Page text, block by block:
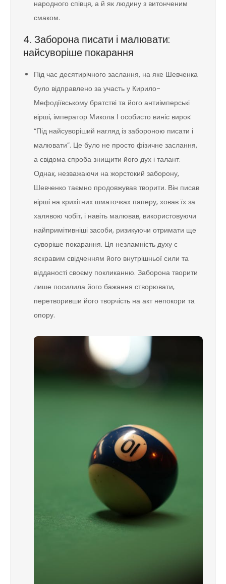
народного співця, а й як людину з витонченим
смаком.
4. Заборона писати і малювати:
найсуворіше покарання
Під час десятирічного заслання, на яке Шевченка
було відправлено за участь у Кирило-
Мефодіївському братстві та його антиімперські
вірші, імператор Микола І особисто виніс вирок:
“Під найсуворіший нагляд із забороною писати і
малювати”. Це було не просто фізичне заслання,
а свідома спроба знищити його дух і талант.
Однак, незважаючи на жорстокий заборону,
Шевченко таємно продовжував творити. Він писав
вірші на крихітних шматочках паперу, ховав їх за
халявою чобіт, і навіть малював, використовуючи
найпримітивніші засоби, ризикуючи отримати ще
суворіше покарання. Ця незламність духу є
яскравим свідченням його внутрішньої сили та
відданості своєму покликанню. Заборона творити
лише посилила його бажання створювати,
перетворивши його творчість на акт непокори та
опору.